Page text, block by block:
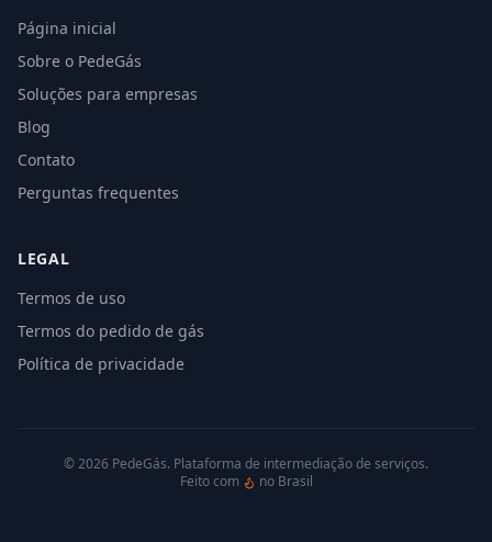
Página inicial
Sobre o PedeGás
Soluções para empresas
Blog
Contato
Perguntas frequentes
LEGAL
Termos de uso
Termos do pedido de gás
Política de privacidade
©2026 PedeGás. Plataforma de intermediação de serviços.
Feito com
no Brasil